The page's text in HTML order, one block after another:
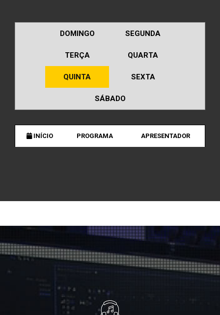
DOMINGO SEGUNDA
TERÇA QUARTA
QUINTA SEXTA
SÁBADO
INÍCIO PROGRAMA APRESENTADOR